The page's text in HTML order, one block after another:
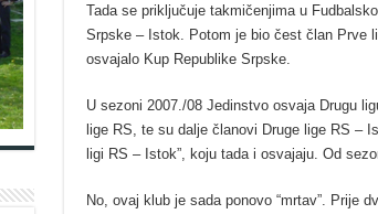
Tada se priključuje takmičenjima u
Srpske – Istok. Potom je bio čest član Prve
osvajalo Kup Republike Srpske.
U sezoni 2007./08 Jedinstvo osvaja Drugu
lige RS, te su dalje članovi Druge lige RS –
ligi RS – Istok”, koju tada i osvajaju. Od
No, ovaj klub je sada ponovo “mrtav”. Prije